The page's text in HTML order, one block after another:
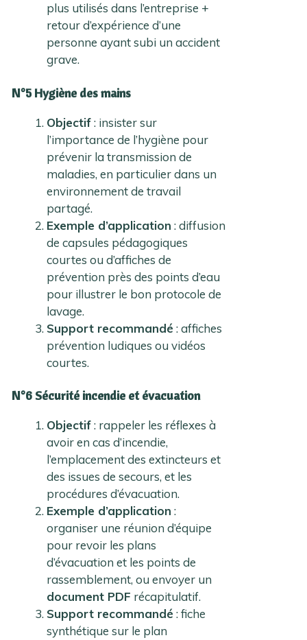
plus utilisés dans l’entreprise +
retour d’expérience d’une
personne ayant subi un accident
grave.
N°5 Hygiène des mains
Objectif: insister sur
l’importance de l’hygiène pour
prévenir la transmission de
maladies, en particulier dans un
environnement de travail
partagé.
Exemple d’application : diffusion
de capsules pédagogiques
courtes ou d’affiches de
prévention près des points d’eau
pour illustrer le bon protocole de
lavage.
Support recommandé : affiches
prévention ludiques ou vidéos
courtes.
N°6 Sécurité incendie et évacuation
Objectif: rappeler les réflexes à
avoir en cas d’incendie,
l’emplacement des extincteurs et
des issues de secours, et les
procédures d’évacuation.
Exemple d’application :
organiser une réunion d’équipe
pour revoir les plans
d’évacuation et les points de
rassemblement, ou envoyer un
document PDF récapitulatif.
Support recommandé : fiche
synthétique sur le plan